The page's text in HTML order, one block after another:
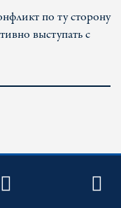
по ту сторону
выступать с
YOUTUBE